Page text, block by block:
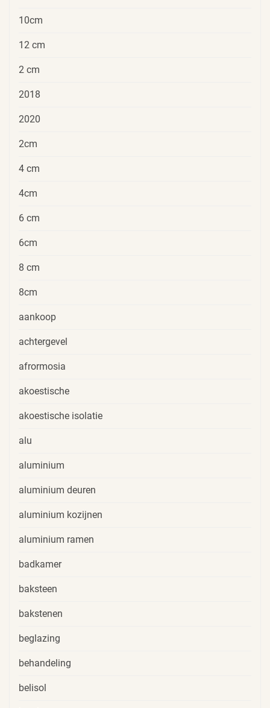
10cm
12 cm
2 cm
2018
2020
2cm
4 cm
4cm
6 cm
6cm
8 cm
8cm
aankoop
achtergevel
afrormosia
akoestische
akoestische isolatie
alu
aluminium
aluminium deuren
aluminium kozijnen
aluminium ramen
badkamer
baksteen
bakstenen
beglazing
behandeling
belisol